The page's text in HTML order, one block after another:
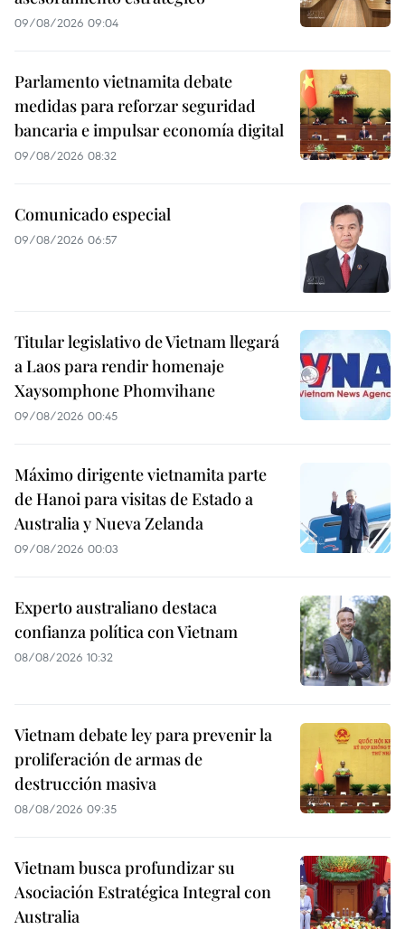
09/08/2026 09:04
Parlamento vietnamita debate
medidas para reforzar seguridad
bancaria e impulsar economía digital
09/08/2026 08:32
Comunicado especial
09/08/2026 06:57
Titular legislativo de Vietnam llegará
a Laos para rendir homenaje
Xaysomphone Phomvihane
09/08/2026 00:45
Máximo dirigente vietnamita parte
de Hanoi para visitas de Estado a
Australia y Nueva Zelanda
09/08/2026 00:03
Experto australiano destaca
confianza política con Vietnam
08/08/2026 10:32
Vietnam debate ley para prevenir la
proliferación de armas de
destrucción masiva
08/08/2026 09:35
Vietnam busca profundizar su
Asociación Estratégica Integral con
Australia